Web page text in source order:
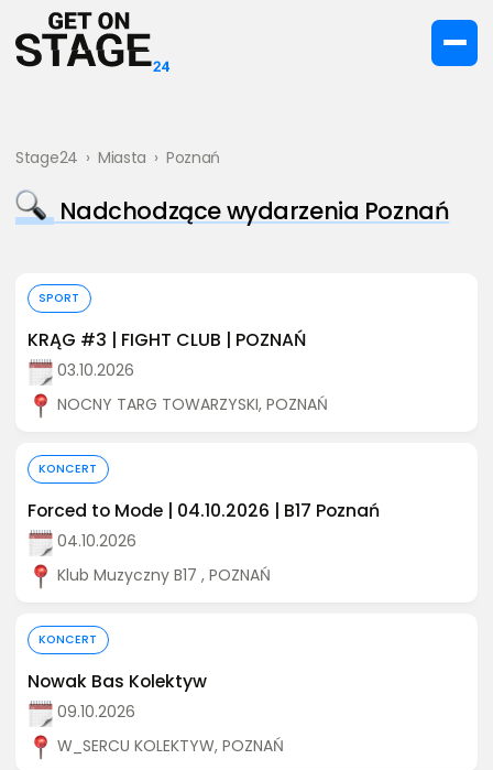
Stage24 › Miasta › Poznań
Nadchodzące wydarzenia Poznań
SPORT
KRĄG #3 | FIGHT CLUB | POZNAŃ
03.10.2026
NOCNY TARG TOWARZYSKI, POZNAŃ
KONCERT
Forced to Mode | 04.10.2026 | B17 Poznań
04.10.2026
Klub Muzyczny B17 , POZNAŃ
KONCERT
Nowak Bas Kolektyw
09.10.2026
W_SERCU KOLEKTYW, POZNAŃ